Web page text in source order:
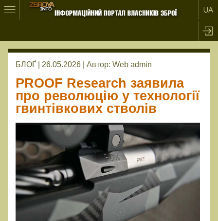
БЛОҐ | 26.05.2026 | Автор: Web admin
PROOF Research заявила
про революцію у технології
гвинтівкових стволів